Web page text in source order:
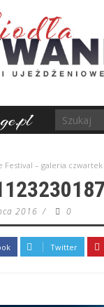
Festival – galeria czwartek
2016 / 0
Twitter